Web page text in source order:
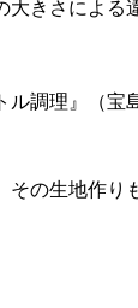
きさによ
調理』（
の生地作り